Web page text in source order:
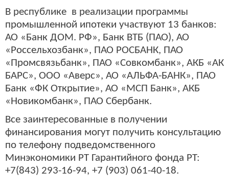
В республике в реализации программы
промышленной ипотеки участвуют 13 банков:
АО «Банк ДОМ. РФ», Банк ВТБ (ПАО), АО
«Россельхозбанк», ПАО РОСБАНК, ПАО
«Промсвязьбанк», ПАО «Совкомбанк», АКБ «АК
БАРС», ООО «Аверс», АО «АЛЬФА-БАНК», ПАО
Банк «ФК Открытие», АО «МСП Банк», АКБ
«Новикомбанк», ПАО Сбербанк.
Все заинтересованные в получении
финансирования могут получить консультацию
по телефону подведомственного
Минэкономики РТ Гарантийного фонда РТ:
+7(843) 293-16-94, +7 (903) 061-40-18.